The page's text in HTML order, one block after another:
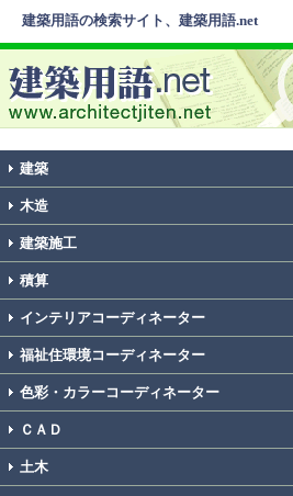
建築用語の検索サイト、建築用語.net
建築
木造
建築施工
積算
インテリアコーディネーター
福祉住環境コーディネーター
色彩・カラーコーディネーター
ＣＡＤ
土木